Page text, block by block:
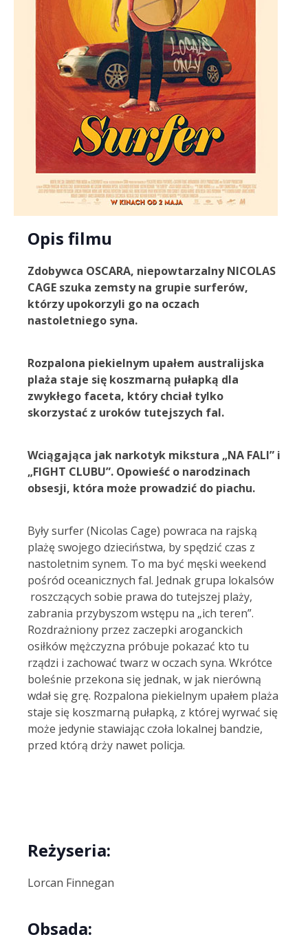
Opis filmu
Zdobywca OSCARA, niepowtarzalny NICOLAS
CAGE szuka zemsty na grupie surferów,
którzy upokorzyli go na oczach
nastoletniego syna.
Rozpalona piekielnym upałem australijska
plaża staje się koszmarną pułapką dla
zwykłego faceta, który chciał tylko
skorzystać z uroków tutejszych fal.
Wciągająca jak narkotyk mikstura „NA FALI” i
„FIGHT CLUBU”. Opowieść o narodzinach
obsesji, która może prowadzić do piachu.
Były surfer (Nicolas Cage) powraca na rajską
plażę swojego dzieciństwa, by spędzić czas z
nastoletnim synem. To ma być męski weekend
pośród oceanicznych fal. Jednak grupa lokalsów
roszczących sobie prawa do tutejszej plaży,
zabrania przybyszom wstępu na „ich teren”.
Rozdrażniony przez zaczepki aroganckich
osiłków mężczyzna próbuje pokazać kto tu
rządzi i zachować twarz w oczach syna. Wkrótce
boleśnie przekona się jednak, w jak nierówną
wdał się grę. Rozpalona piekielnym upałem plaża
staje się koszmarną pułapką, z której wyrwać się
może jedynie stawiając czoła lokalnej bandzie,
przed którą drży nawet policja.
Reżyseria:
Lorcan Finnegan
Obsada: